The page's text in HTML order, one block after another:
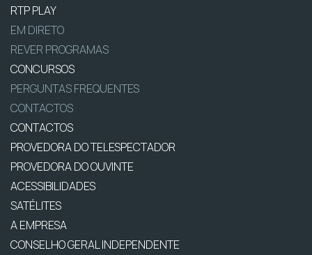
RTP PLAY
EM DIRETO
REVER PROGRAMAS
CONCURSOS
PERGUNTAS FREQUENTES
CONTACTOS
CONTACTOS
PROVEDORA DO TELESPECTADOR
PROVEDORA DO OUVINTE
ACESSIBILIDADES
SATÉLITES
A EMPRESA
CONSELHO GERAL INDEPENDENTE